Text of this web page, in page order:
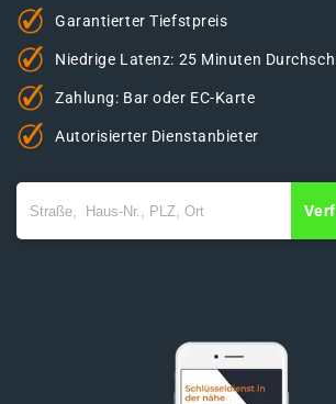
Garantierter Tiefstpreis
Niedrige Latenz: 25 Minuten
Zahlung: Bar oder EC-Karte
Autorisierter Dienstanbieter